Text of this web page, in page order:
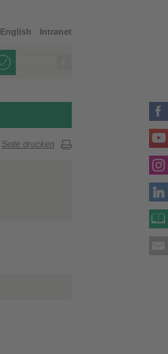
Intranet
English
Seite drucken